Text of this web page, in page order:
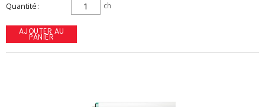
Quantité ch
AJOUTER AU
PANIER